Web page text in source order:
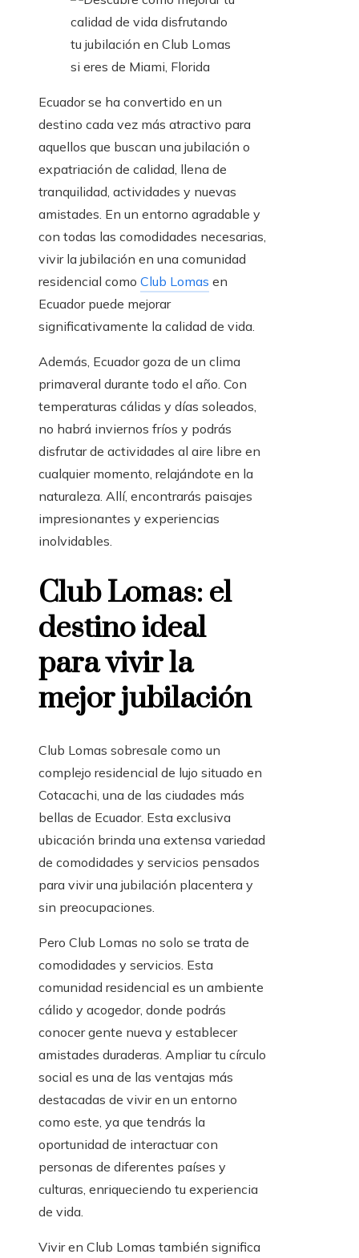
Ecuador se ha convertido en un
destino cada vez más atractivo para
aquellos que buscan una jubilación o
expatriación de calidad, llena de
tranquilidad, actividades y nuevas
amistades. En un entorno agradable y
con todas las comodidades necesarias,
vivir la jubilación en una comunidad
residencial como Club Lomas en
Ecuador puede mejorar
significativamente la calidad de vida.
Además, Ecuador goza de un clima
primaveral durante todo el año. Con
temperaturas cálidas y días soleados,
no habrá inviernos fríos y podrás
disfrutar de actividades al aire libre en
cualquier momento, relajándote en la
naturaleza. Allí, encontrarás paisajes
impresionantes y experiencias
inolvidables.
Club Lomas: el
destino ideal
para vivir la
mejor jubilación
Club Lomas sobresale como un
complejo residencial de lujo situado en
Cotacachi, una de las ciudades más
bellas de Ecuador. Esta exclusiva
ubicación brinda una extensa variedad
de comodidades y servicios pensados
para vivir una jubilación placentera y
sin preocupaciones.
Pero Club Lomas no solo se trata de
comodidades y servicios. Esta
comunidad residencial es un ambiente
cálido y acogedor, donde podrás
conocer gente nueva y establecer
amistades duraderas. Ampliar tu círculo
social es una de las ventajas más
destacadas de vivir en un entorno
como este, ya que tendrás la
oportunidad de interactuar con
personas de diferentes países y
culturas, enriqueciendo tu experiencia
de vida.
Vivir en Club Lomas también significa